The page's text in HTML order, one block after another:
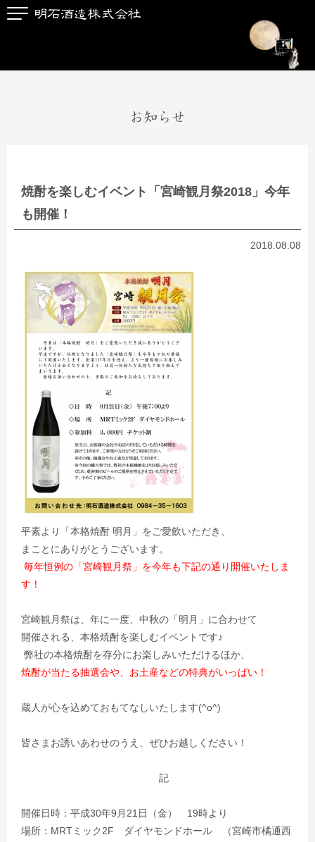
お知らせ
焼酎を楽しむイベント「宮崎観月祭2018」今年
も開催！
2018.08.08
平素より「本格焼酎 明月」をご愛飲いただき、
まことにありがとうございます。
毎年恒例の「宮崎観月祭」を今年も下記の通り開催いたしま
す！
宮崎観月祭は、年に一度、中秋の「明月」に合わせて
開催される、本格焼酎を楽しむイベントです♪
弊社の本格焼酎を存分にお楽しみいただけるほか、
焼酎が当たる抽選会や、お土産などの特典がいっぱい！
蔵人が心を込めておもてなしいたします(^o^)
皆さまお誘いあわせのうえ、ぜひお越しください！
記
開催日時：平成30年9月21日（金） 19時より
場所：MRTミック2F ダイヤモンドホール （宮崎市橘通西